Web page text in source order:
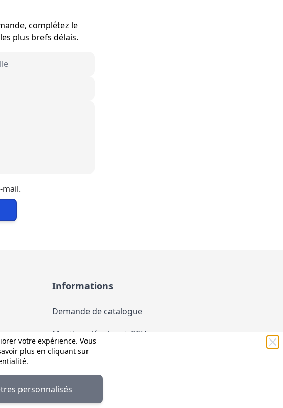
votre expérience. Vous
plus en cliquant sur
.
personnalisés
complétez le
plus brefs délais.
Informations
Demande de catalogue
Mentions légales et CGV
Conditions générales d'utilisation (CGU)
Politique de confidentialité